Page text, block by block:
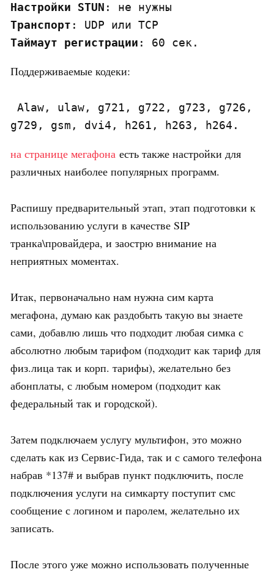
Настройки STUN
Транспорт
Таймаут
регистрации : 60 сек.
Поддерживаемые кодеки:
Alaw, ulaw, g721, g722, g723, g726,
g729, gsm, dvi4, h261, h263, h264.
на странице мегафона есть также настройки для
различных наиболее популярных программ.
Распишу предварительный этап, этап подготовки к
использованию услуги в качестве SIP
транка\провайдера, и заострю внимание на
неприятных моментах.
Итак, первоначально нам нужна сим карта
мегафона, думаю как раздобыть такую вы знаете
сами, добавлю лишь что подходит любая симка с
абсолютно любым тарифом (подходит как тариф для
физ.лица так и корп. тарифы), желательно без
абонплаты, с любым номером (подходит как
федеральный так и городской).
Затем подключаем услугу мультифон, это можно
сделать как из Сервис-Гида, так и с самого телефона
набрав *137# и выбрав пункт подключить, после
подключения услуги на симкарту поступит смс
сообщение с логином и паролем, желательно их
записать.
После этого уже можно использовать полученные